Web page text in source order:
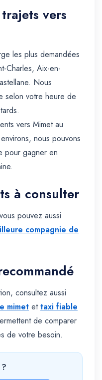
vers
les plus demandées
Charles, Aix-en-
Nous
selon votre heure de
vers Mimet au
nous pouvons
pour gagner en
à consulter
pouvez aussi
compagnie de
consultez aussi
mimet ettaxi fiable
de comparer
de votre besoin.